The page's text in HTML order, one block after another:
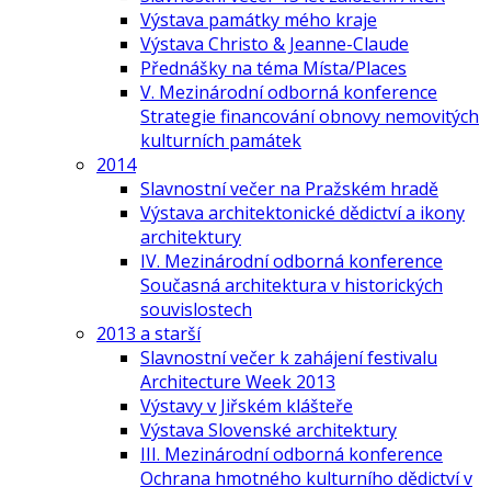
Výstava památky mého kraje
Výstava Christo & Jeanne-Claude
Přednášky na téma Místa/Places
V. Mezinárodní odborná konference
Strategie financování obnovy nemovitých
kulturních památek
2014
Slavnostní večer na Pražském hradě
Výstava architektonické dědictví a ikony
architektury
IV. Mezinárodní odborná konference
Současná architektura v historických
souvislostech
2013 a starší
Slavnostní večer k zahájení festivalu
Architecture Week 2013
Výstavy v Jiřském klášteře
Výstava Slovenské architektury
III. Mezinárodní odborná konference
Ochrana hmotného kulturního dědictví v